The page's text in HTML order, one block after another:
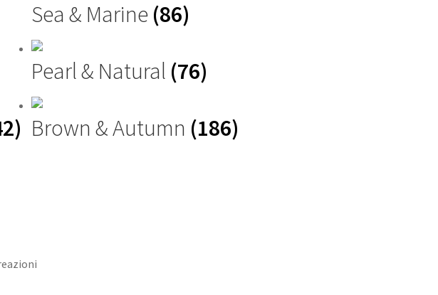
Sea & Marine (86)
Pearl & Natural (76)
Brown & Autumn (186)